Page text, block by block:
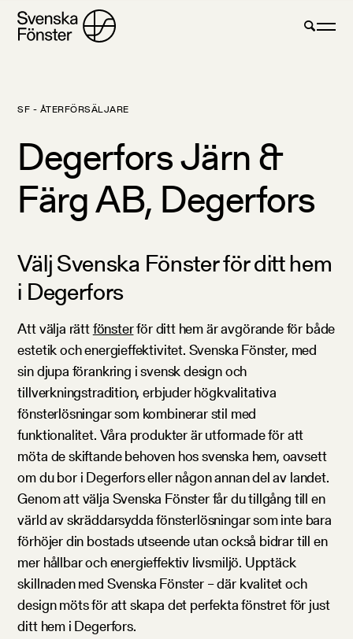
SF - ÅTERFÖRSÄLJARE
Degerfors Järn &
Färg AB, Degerfors
Välj Svenska Fönster för ditt hem
i Degerfors
Att välja rättfönsterför ditt hem är avgörande för både
estetik och energieffektivitet. Svenska Fönster, med
sin djupa förankring i svensk design och
tillverkningstradition, erbjuder högkvalitativa
fönsterlösningar som kombinerar stil med
funktionalitet. Våra produkter är utformade för att
möta de skiftande behoven hos svenska hem, oavsett
om du bor i Degerfors eller någon annan del av landet.
Genom att välja Svenska Fönster får du tillgång till en
värld av skräddarsydda fönsterlösningar som inte bara
förhöjer din bostads utseende utan också bidrar till en
mer hållbar och energieffektiv livsmiljö. Upptäck
skillnaden med Svenska Fönster – där kvalitet och
design möts för att skapa det perfekta fönstret för just
ditt hem i Degerfors.